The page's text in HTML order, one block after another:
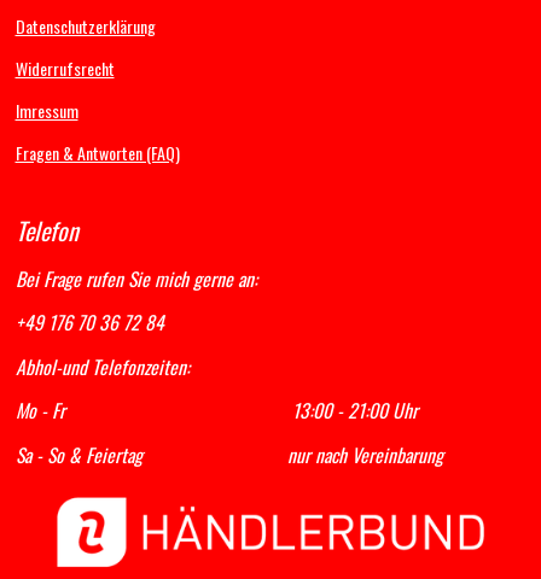
o
r
m
e
Datenschutzerklärung
Widerrufsrecht
Imressum
Fragen & Antworten (FAQ)
Telefon
Bei Frage rufen Sie mich gerne an:
+49 176 70 36 72 84
Abhol-und Telefonzeiten:
Mo - Fr 13:00 - 21:00 Uhr
Sa - So & Feiertag nur nach Vereinbarung